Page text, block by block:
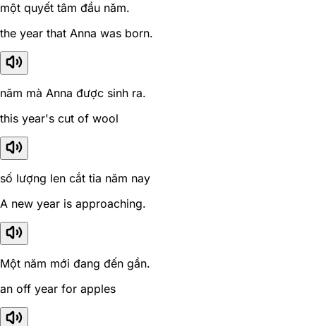
một quyết tâm đầu năm.
the year that Anna was born.
năm mà Anna được sinh ra.
this year's cut of wool
số lượng len cắt tỉa năm nay
A new year is approaching.
Một năm mới đang đến gần.
an off year for apples